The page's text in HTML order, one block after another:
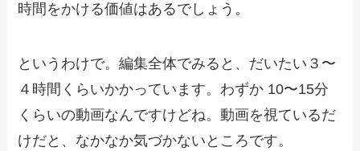
時間をかける価値はあるでしょう。
というわけで。編集全体でみると、だいたい３〜
４時間くらいかかっています。わずか 10〜15分
くらいの動画なんですけどね。動画を視ているだ
けだと、なかなか気づかないところです。